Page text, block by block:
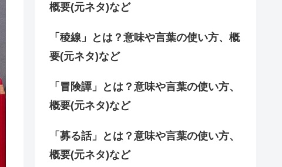
概要(元ネタ)など
「稜線」とは？意味や言葉の使い方、概
要(元ネタ)など
「冒険譚」とは？意味や言葉の使い方、
概要(元ネタ)など
「募る話」とは？意味や言葉の使い方、
概要(元ネタ)など